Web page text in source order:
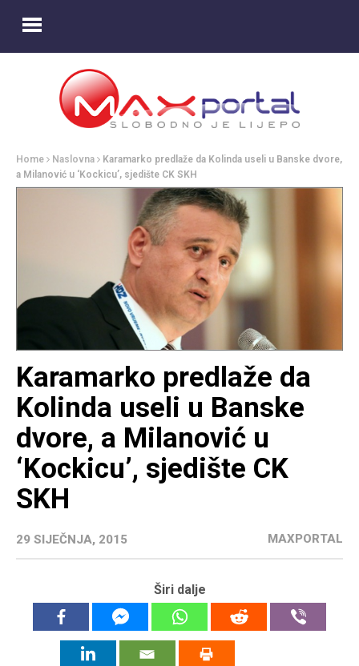
Home Naslovna
Karamarko predlaže da Kolinda useli u Banske dvore,
a Milanović u ‘Kockicu’, sjedište CK SKH
Karamarko predlaže da
Kolinda useli u Banske
dvore, a Milanović u
‘Kockicu’, sjedište CK
SKH
29 SIJEČNJA, 2015 MAXPORTAL
Širi dalje